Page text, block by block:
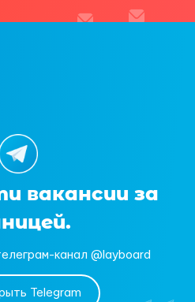
вакансии за
канал @layboard
Telegram